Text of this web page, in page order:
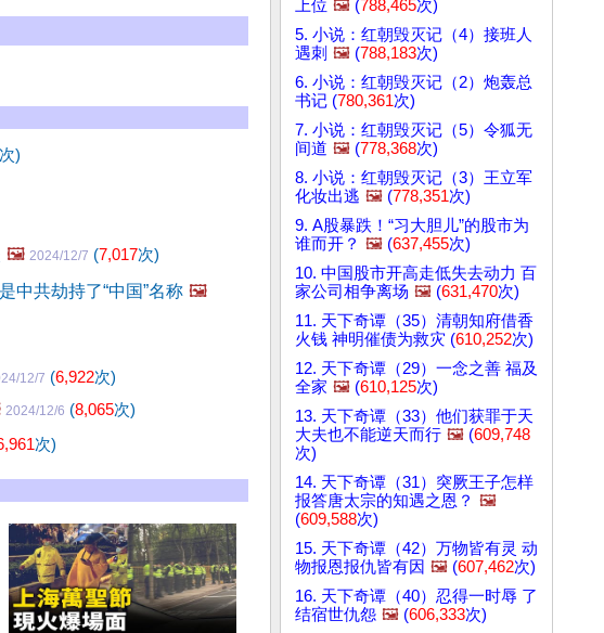
次)
🖼️ 2024/12/7 (7,017次)
中共劫持了“中国”名称 🖼️
12/7 (6,922次)
2024/12/6 (8,065次)
次)
上位 🖼️ (788,465次)
5. 小说：红朝毁灭记（4）接班人
遇刺 🖼️ (788,183次)
6. 小说：红朝毁灭记（2）炮轰总
书记 (780,361次)
7. 小说：红朝毁灭记（5）令狐无
间道 🖼️ (778,368次)
8. 小说：红朝毁灭记（3）王立军
化妆出逃 🖼️ (778,351次)
9. A股暴跌！“习大胆儿”的股市为
谁而开？ 🖼️ (637,455次)
10. 中国股市开高走低失去动力 百
家公司相争离场 🖼️ (631,470次)
11. 天下奇谭（35）清朝知府借香
火钱 神明催债为救灾 (610,252次)
12. 天下奇谭（29）一念之善 福及
全家 🖼️ (610,125次)
13. 天下奇谭（33）他们获罪于天
大夫也不能逆天而行 🖼️ (609,748
次)
14. 天下奇谭（31）突厥王子怎样
报答唐太宗的知遇之恩？ 🖼️
(609,588次)
15. 天下奇谭（42）万物皆有灵 动
物报恩报仇皆有因 🖼️ (607,462次)
16. 天下奇谭（40）忍得一时辱 了
结宿世仇怨 🖼️ (606,333次)